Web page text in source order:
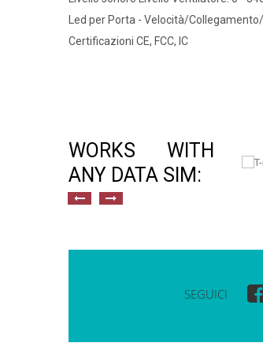
Led per Porta - Velocità/
Certificazioni CE, FCC, IC
WORKS WITH
ANY DATA SIM:
SEGUICI